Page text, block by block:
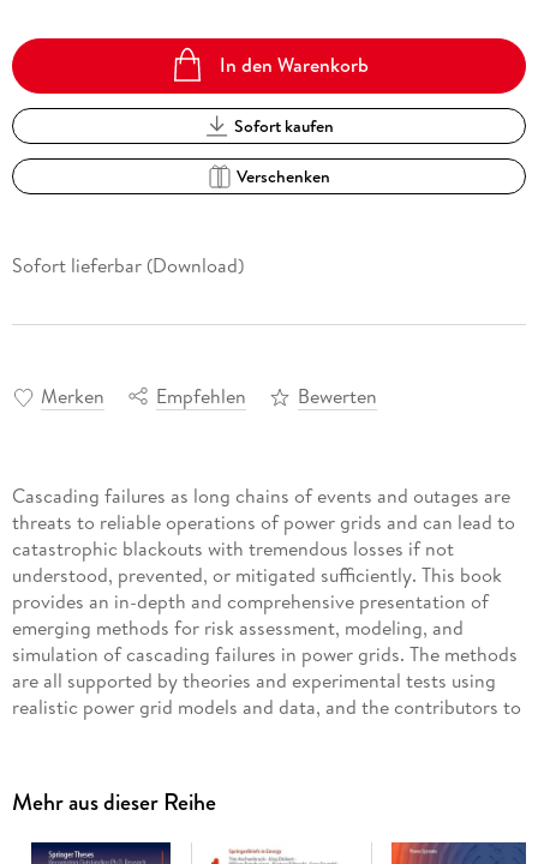
In den Warenkorb
Sofort kaufen
Verschenken
Sofort lieferbar (Download)
Merken Empfehlen Bewerten
Cascading failures as long chains of events and outages are
threats to reliable operations of power grids and can lead to
catastrophic blackouts with tremendous losses if not
understood, prevented, or mitigated sufficiently. This book
provides an in-depth and comprehensive presentation of
emerging methods for risk assessment, modeling, and
simulation of cascading failures in power grids. The methods
are all supported by theories and experimental tests using
realistic power grid models and data, and the contributors to
quantitative influence and interaction models to understand
and mitigate failure propagation, simulation of cascading
Mehr aus dieser Reihe